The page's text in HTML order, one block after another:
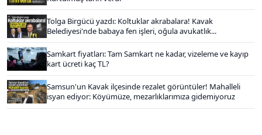
Tolga Birgücü yazdı: Koltuklar akrabalara! Kavak
Belediyesi'nde babaya fen işleri, oğula avukatlık...
Samkart fiyatları: Tam Samkart ne kadar, vizeleme ve kayıp
kart ücreti kaç TL?
Samsun'un Kavak ilçesinde rezalet görüntüler! Mahalleli
isyan ediyor: Köyümüze, mezarlıklarımıza gidemiyoruz